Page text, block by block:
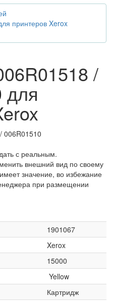
принтеров Xerox
/
для
с реальным.
внешний вид по своему
значение, во избежание
при размещении
1901067
Xerox
15000
Yellow
Картридж